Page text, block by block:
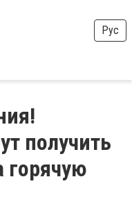
Рус
получить
горячую